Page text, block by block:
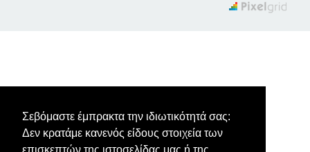
Σεβόμαστε έμπρακτα την ιδιωτικότητά σας:
Δεν κρατάμε κανενός είδους στοιχεία των